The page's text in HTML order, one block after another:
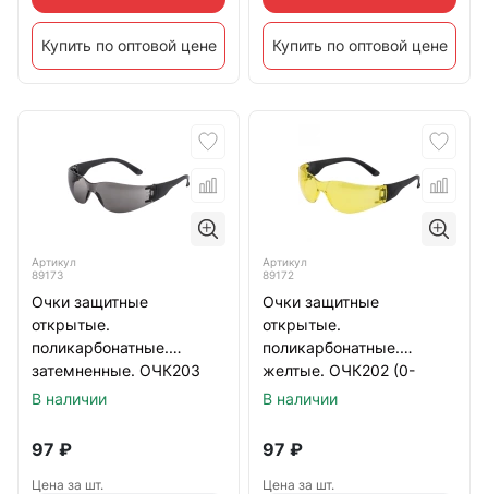
Купить по оптовой цене Купить по оптовой цене
Артикул
89173
Очки защитные
открытые.
поликарбонатные.
затемненные. ОЧК203
(0-13023)
В наличии
97 ₽
Цена за шт.
Артикул
89172
Очки защитные
открытые.
поликарбонатные.
желтые. ОЧК202 (0-
13022)
В наличии
97 ₽
Цена за шт.